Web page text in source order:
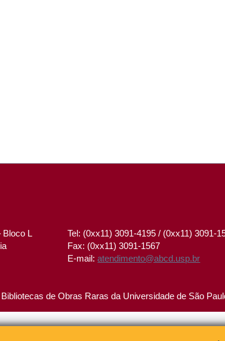
Bloco L
Tel: (0xx11) 3091-4195 / (0xx11) 3091-
Fax: (0xx11) 3091-1567
E-mail:atendimento@abcd.usp.br
de Obras Raras da Universidade de São